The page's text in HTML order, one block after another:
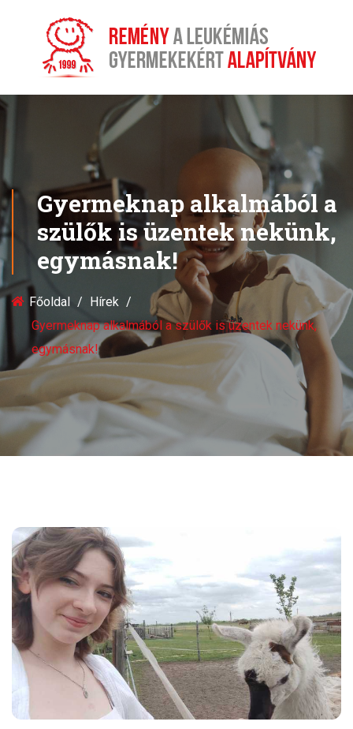
Gyermeknap alkalmából a
szülők is üzentek nekünk,
egymásnak!
Főoldal
Hírek
Gyermeknap alkalmából a szülők is üzentek nekünk,
egymásnak!